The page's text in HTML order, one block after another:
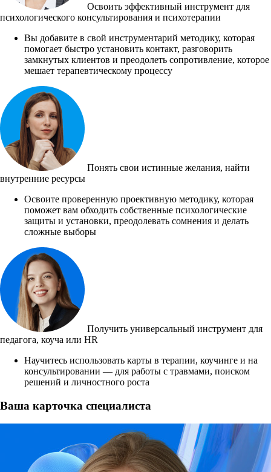
Освоить эффективный инструмент для
психологического консультирования и психотерапии
Вы добавите в свой инструментарий методику, которая
помогает быстро установить контакт, разговорить
замкнутых клиентов и преодолеть сопротивление, которое
мешает терапевтическому процессу
Понять свои истинные желания, найти
внутренние ресурсы
Освоите проверенную проективную методику, которая
поможет вам обходить собственные психологические
защиты и установки, преодолевать сомнения и делать
сложные выборы
Получить универсальный инструмент для
педагога, коуча или HR
Научитесь использовать карты в терапии, коучинге и на
консультировании — для работы с травмами, поиском
решений и личностного роста
Ваша карточка специалиста